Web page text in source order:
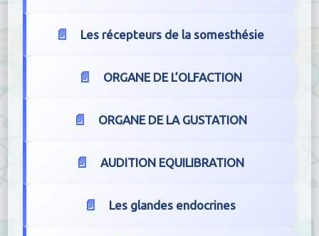
Les récepteurs de la somesthésie
ORGANE DE L’OLFACTION
ORGANE DE LA GUSTATION
AUDITION EQUILIBRATION
Les glandes endocrines